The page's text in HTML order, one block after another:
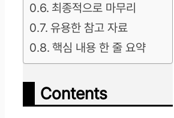
최종적으로 마무리
유용한 참고 자료
핵심 내용 한 줄 요약
Contents